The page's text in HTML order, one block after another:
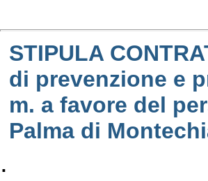
STIPULA
di prevenzione e
m. a favore del
Palma di
.